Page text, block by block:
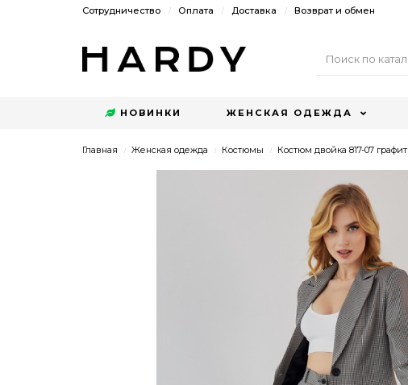
Сотрудничество Оплата Доставка Возврат и обмен
НОВИНКИ ЖЕНСКАЯ ОДЕЖДА
Главная Женская одежда Костюмы Костюм двойка 817-07 графит